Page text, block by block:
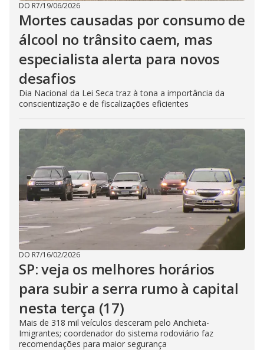
DO R7/19/06/2026
Mortes causadas por consumo de
álcool no trânsito caem, mas
especialista alerta para novos
desafios
Dia Nacional da Lei Seca traz à tona a importância da
conscientização e de fiscalizações eficientes
DO R7/16/02/2026
SP: veja os melhores horários
para subir a serra rumo à capital
nesta terça (17)
Mais de 318 mil veículos desceram pelo Anchieta-
Imigrantes; coordenador do sistema rodoviário faz
recomendações para maior segurança